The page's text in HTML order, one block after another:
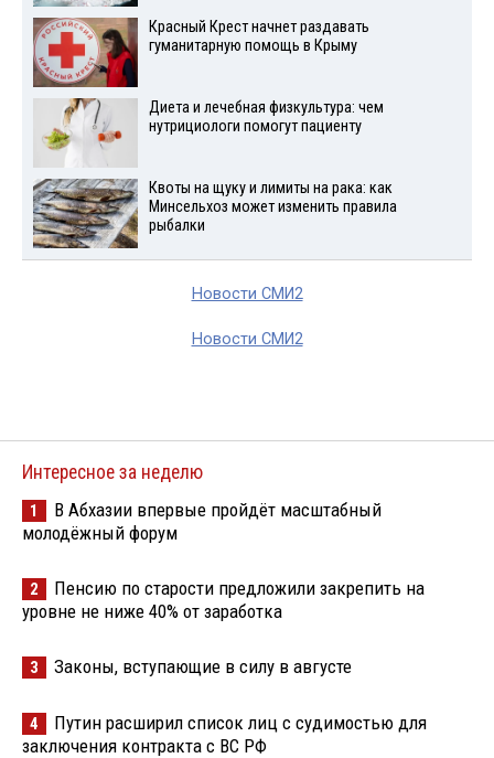
Красный Крест начнет раздавать
гуманитарную помощь в Крыму
Диета и лечебная физкультура: чем
нутрициологи помогут пациенту
Квоты на щуку и лимиты на рака: как
Минсельхоз может изменить правила
рыбалки
Новости СМИ2
Новости СМИ2
Интересное за неделю
1
В Абхазии впервые пройдёт масштабный
молодёжный форум
2
Пенсию по старости предложили закрепить на
уровне не ниже 40% от заработка
3 Законы, вступающие в силу в августе
4
Путин расширил список лиц с судимостью для
заключения контракта с ВС РФ